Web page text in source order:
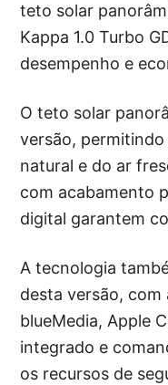
teto solar
Kappa 1.0 Turbo
desempenho e
O teto solar
versão,
natural e do ar
com acabamento
digital garantem
A tecnologia
desta versão,
blueMedia, Apple
integrado e
os recursos de